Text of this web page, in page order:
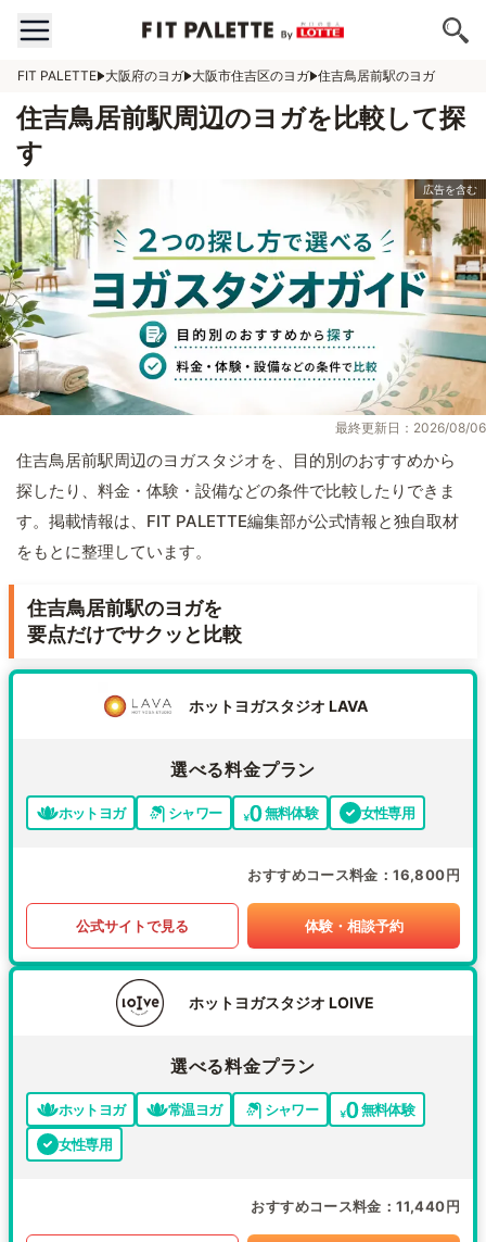
FIT PALETTE 大阪府のヨガ 大阪市住吉区のヨガ 住吉鳥居前駅のヨガ
住吉鳥居前駅周辺のヨガを比較して探
す
最終更新日：2026/08/06
住吉鳥居前駅周辺のヨガスタジオを、目的別のおすすめから
探したり、料金・体験・設備などの条件で比較したりできま
す。掲載情報は、FIT PALETTE編集部が公式情報と独自取材
をもとに整理しています。
住吉鳥居前駅のヨガを
要点だけでサクッと比較
ホットヨガスタジオ LAVA
選べる料金プラン
ホットヨガ シャワー 無料体験 女性専用
おすすめコース料金 16,800円
公式サイトで見る 体験・相談予約
ホットヨガスタジオ LOIVE
選べる料金プラン
ホットヨガ 常温ヨガ シャワー
無料体験
女性専用
おすすめコース料金 11,440円